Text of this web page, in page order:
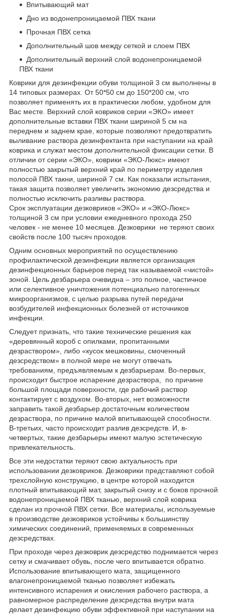
Впитывающий мат
Дно из водонепроницаемой ПВХ ткани
Прочная ПВХ сетка
Дополнительный шов между сеткой и слоем ПВХ
Дополнительный верхний слой водонепроницаемой
ПВХ ткани
Коврики для дезинфекции обуви толщиной 3 см выполнены в
14 типовых размерах. От 50*50 см до 150*200 см, что
позволяет применять их в практически любом, удобном для
Вас месте. Верхний слой ковриков серии «ЭКО» имеет
дополнительные вставки ПВХ ткани шириной 5 см на
переднем и заднем крае, которые позволяют предотвратить
выливание раствора дезинфектанта при наступании на край
коврика и служат местом дополнительной фиксации сетки. В
отличии от серии «ЭКО», коврики «ЭКО-Люкс» имеют
полностью закрытый верхний край по периметру изделия
полосой ПВХ такни, шириной 7 см. Как показали испытания,
такая защита позволяет увеличить экономию дезсредства и
полностью исключить разливы раствора.
Срок эксплуатации дезковриков «ЭКО» и «ЭКО-Люкс»
толщиной 3 см при условии ежедневного прохода 250
человек - не менее 10 месяцев. Дезковрики не теряют своих
свойств после 100 тысяч проходов.
Одним основных мероприятий по осуществлению
профилактической дезинфекции является организация
дезинфекционных барьеров перед так называемой «чистой»
зоной. Цель дезбарьера очевидна – это полное, частичное
или селективное уничтожения потенциально патогенных
микроорганизмов, с целью разрыва путей передачи
возбудителей инфекционных болезней от источников
инфекции.
Следует признать, что такие технические решения как
«деревянный короб с опилками, пропитанными
дезраствором», либо «кусок мешковины, смоченный
дезсредством» в полной мере не могут отвечать
требованиям, предъявляемым к дезбарьерам. Во-первых,
происходит быстрое испарение дезраствора, по причине
большой площади поверхности, где рабочий раствор
контактирует с воздухом. Во-вторых, нет возможности
заправить такой дезбарьер достаточным количеством
дезраствора, по причине малой впитывающей способности.
В-третьих, часто происходит разлив дезсредств. И, в-
четвертых, такие дезбарьеры имеют малую эстетическую
привлекательность.
Все эти недостатки теряют свою актуальность при
использовании дезковриков. Дезковрики представляют собой
трехслойную конструкцию, в центре которой находится
плотный впитывающий мат, закрытый снизу и с боков прочной
водонепроницаемой ПВХ тканью, верхний слой коврика
сделан из прочной ПВХ сетки. Все материалы, используемые
в производстве дезковриков устойчивы к большинству
химических соединений, применяемых в современных
дезсредствах.
При проходе через дезковрик дезсредство поднимается через
сетку и смачивает обувь, после чего впитывается обратно.
Использование впитывающего мата, защищенного
влагонепроницаемой тканью позволяет избежать
интенсивного испарения и окисления рабочего раствора, а
равномерное распределение дезсредства внутри мата
делает дезинфекцию обуви эффективной при наступании на